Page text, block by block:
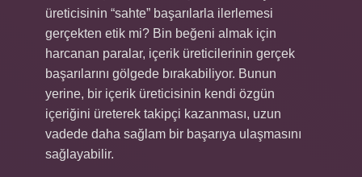
üreticisinin “sahte” başarılarla ilerlemesi
gerçekten etik mi? Bin beğeni almak için
harcanan paralar, içerik üreticilerinin gerçek
başarılarını gölgede bırakabiliyor. Bunun
yerine, bir içerik üreticisinin kendi özgün
içeriğini üreterek takipçi kazanması, uzun
vadede daha sağlam bir başarıya ulaşmasını
sağlayabilir.